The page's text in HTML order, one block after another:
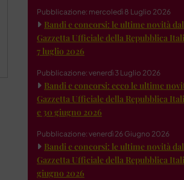
Pubblicazione: mercoledì 8 Luglio 2026
Bandi e concorsi: le ultime novità
Gazzetta Ufficiale della Repubblica
7 luglio 2026
Pubblicazione: venerdì 3 Luglio 2026
Bandi e concorsi: ecco le ultime
Gazzetta Ufficiale della Repubblica
e 30 giugno 2026
Pubblicazione: venerdì 26 Giugno 2026
Bandi e concorsi: le ultime novità
Gazzetta Ufficiale della Repubblica
giugno 2026